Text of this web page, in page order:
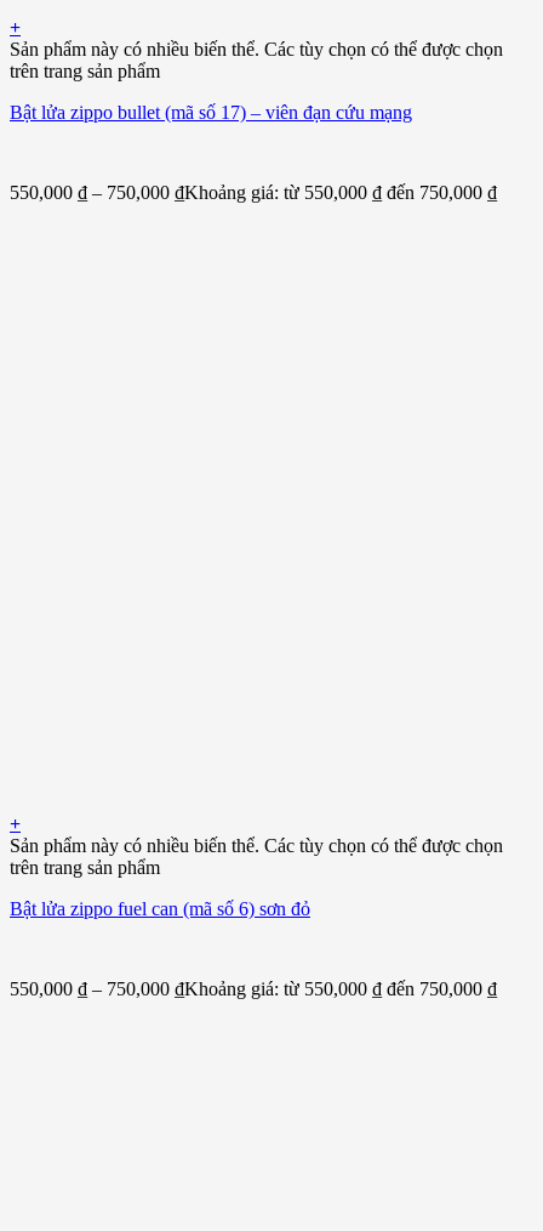
+
Sản phẩm này có nhiều biến thể. Các tùy chọn có thể được chọn
trên trang sản phẩm
Bật lửa zippo bullet (mã số 17) – viên đạn cứu mạng
550,000 ₫ – 750,000 ₫Khoảng giá: từ 550,000 ₫ đến 750,000 ₫
+
Sản phẩm này có nhiều biến thể. Các tùy chọn có thể được chọn
trên trang sản phẩm
Bật lửa zippo fuel can (mã số 6) sơn đỏ
550,000 ₫ – 750,000 ₫Khoảng giá: từ 550,000 ₫ đến 750,000 ₫